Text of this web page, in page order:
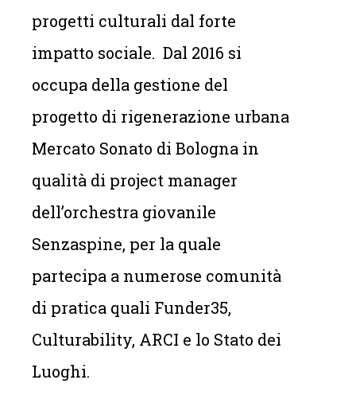
progetti culturali dal forte
impatto sociale. Dal 2016 si
occupa della gestione del
progetto di rigenerazione urbana
Mercato Sonato di Bologna in
qualità di project manager
dell’orchestra giovanile
Senzaspine, per la quale
partecipa a numerose comunità
di pratica quali Funder35,
Culturability, ARCI e lo Stato dei
Luoghi.